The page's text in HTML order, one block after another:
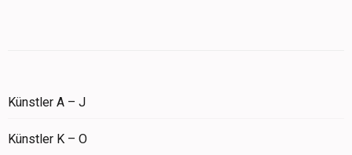
Künstler A – J
Künstler K – O